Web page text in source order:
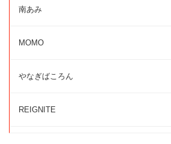
南あみ
MOMO
やなぎばころん
REIGNITE